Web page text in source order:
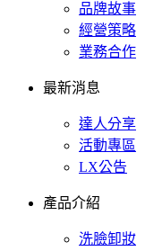
品牌故事
經營策略
業務合作
最新消息
達人分享
活動專區
LX公告
產品介紹
洗臉卸妝